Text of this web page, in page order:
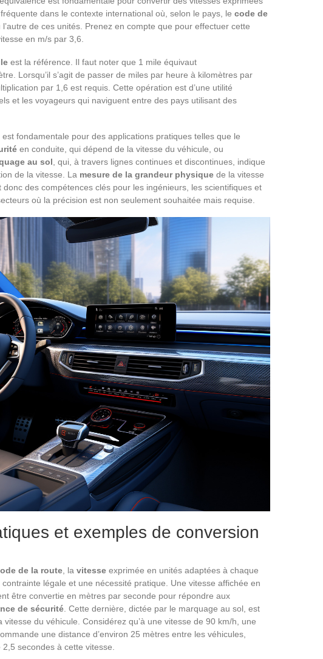
fréquente dans le contexte international où, selon le pays, le code de
l’autre de ces unités. Prenez en compte que pour effectuer cette
en m/s par 3,6.
est la référence. Il faut noter que 1 mile équivaut
Lorsqu’il s’agit de passer de miles par heure à kilomètres par
par 1,6 est requis. Cette opération est d’une utilité
et les voyageurs qui naviguent entre des pays utilisant des
fondamentale pour des applications pratiques telles que le
en conduite, qui dépend de la vitesse du véhicule, ou
au sol , qui, à travers lignes continues et discontinues, indique
de la vitesse. La mesure de la grandeur physique de la vitesse
des compétences clés pour les ingénieurs, les scientifiques et
où la précision est non seulement souhaitée mais requise.
et exemples de conversion
de la route , la vitesse exprimée en unités adaptées à chaque
légale et une nécessité pratique. Une vitesse affichée en
être convertie en mètres par seconde pour répondre aux
de sécurité . Cette dernière, dictée par le marquage au sol, est
du véhicule. Considérez qu’à une vitesse de 90 km/h, une
une distance d’environ 25 mètres entre les véhicules,
secondes à cette vitesse.